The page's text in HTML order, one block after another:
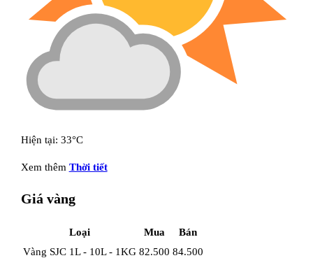
Hiện tại: 33°C
Xem thêm Thời tiết
Giá vàng
Loại Mua
Bán
Vàng SJC 1L - 10L - 1KG 82.500 84.500